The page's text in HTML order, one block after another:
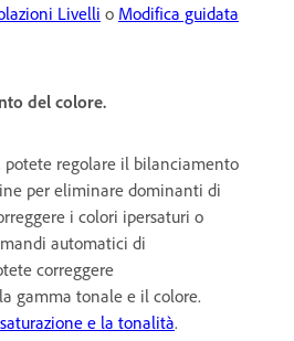
Livelli o Modifica guidata
del colore.
potete regolare il bilanciamento
per eliminare dominanti di
i colori ipersaturi o
automatici di
correggere
gamma tonale e il colore.
e la tonalità.